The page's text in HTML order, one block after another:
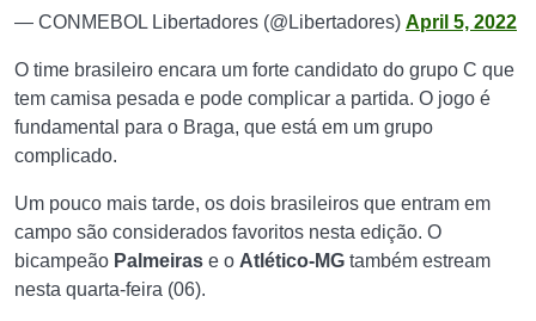
— CONMEBOL Libertadores (@Libertadores) April 5, 2022
O time brasileiro encara um forte candidato do grupo C que
tem camisa pesada e pode complicar a partida. O jogo é
fundamental para o Braga, que está em um grupo
complicado.
Um pouco mais tarde, os dois brasileiros que entram em
campo são considerados favoritos nesta edição. O
bicampeão Palmeiras e o Atlético-MG também estream
nesta quarta-feira (06).